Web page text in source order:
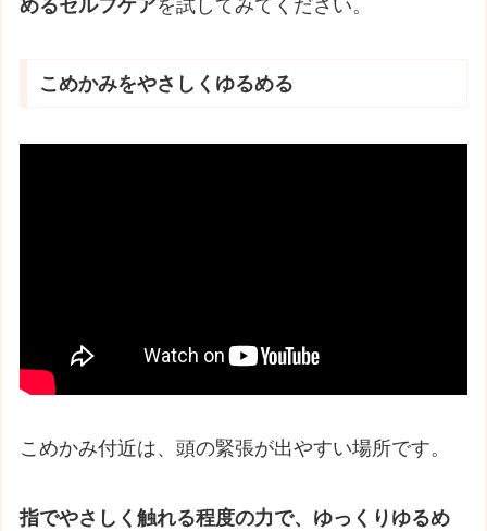
めるセルフケアを試してみてください。
こめかみをやさしくゆるめる
こめかみ付近は、頭の緊張が出やすい場所です。
指でやさしく触れる程度の力で、ゆっくりゆるめ